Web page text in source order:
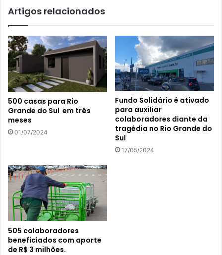
Artigos relacionados
500 casas para Rio
Grande do Sul em três
meses
01/07/2024
Fundo Solidário é ativado
para auxiliar
colaboradores diante da
tragédia no Rio Grande do
Sul
17/05/2024
505 colaboradores
beneficiados com aporte
de R$ 3 milhões.